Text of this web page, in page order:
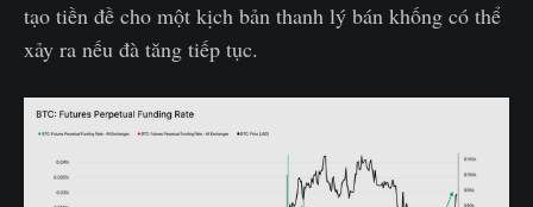
tạo tiền đề cho một kịch bản thanh lý bán khống có thể
xảy ra nếu đà tăng tiếp tục.